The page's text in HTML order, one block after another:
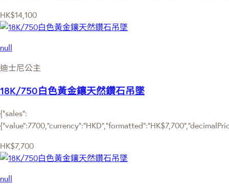
HK$14,100
null
迪士尼公主
18K/750白色黃金鑲天然鑽石吊墜
{"sales":
HK$7,700
null